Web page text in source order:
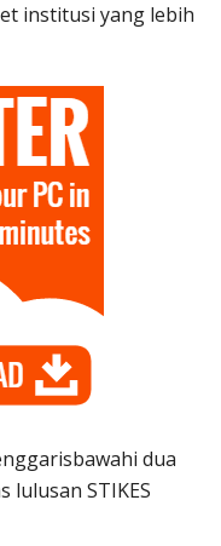
institusi yang lebih
dua
lulusan STIKES